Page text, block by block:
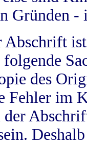
Gründen -
Abschrift
des
Fehler im